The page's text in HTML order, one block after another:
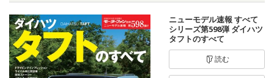
ニューモデル速報 すべて
シリーズ第598弾 ダイハツ
タフトのすべて
読む